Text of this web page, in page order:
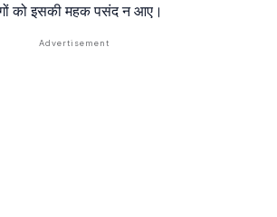
को इसकी महक पसंद न आए।